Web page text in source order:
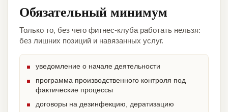
Обязательный минимум
Только то, без чего фитнес-клуба работать нельзя:
без лишних позиций и навязанных услуг.
уведомление о начале деятельности
программа производственного контроля под
фактические процессы
договоры на дезинфекцию, дератизацию